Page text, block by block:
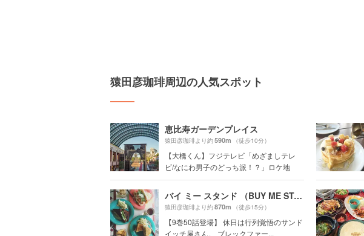
猿田彦珈琲周辺の人気スポット
恵比寿ガーデンプレイス
猿田彦珈琲より約590m （徒歩10分）
【大橋くん】フジテレビ「めざましテレ
ビ/なにわ男子のどっち派！？」ロケ地
バイ ミー スタンド （BUY ME STAND）
猿田彦珈琲より約870m （徒歩15分）
【9巻50話登場】 休日は行列覚悟のサンド
イッチ屋さん。 ブレックファー...